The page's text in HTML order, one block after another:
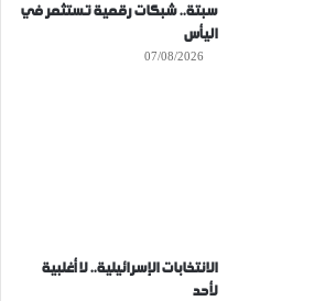
سبتة.. شبكات رقمية تستثمر في
اليأس
07/08/2026
الانتخابات الإسرائيلية.. لا أغلبية
لأحد